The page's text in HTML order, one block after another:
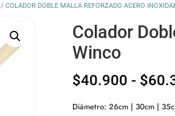
/ COLADOR DOBLE MALLA REFORZADO ACERO
Colador
Winco
$40.900 - $
Diámetro: 26cm | 30cm |